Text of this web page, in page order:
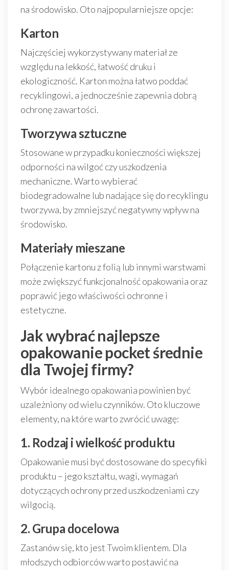
na środowisko. Oto najpopularniejsze opcje:
Karton
Najczęściej wykorzystywany materiał ze
względu na lekkość, łatwość druku i
ekologiczność. Karton można łatwo poddać
recyklingowi, a jednocześnie zapewnia dobrą
ochronę zawartości.
Tworzywa sztuczne
Stosowane w przypadku konieczności większej
odporności na wilgoć czy uszkodzenia
mechaniczne. Warto wybierać
biodegradowalne lub nadające się do recyklingu
tworzywa, by zmniejszyć negatywny wpływ na
środowisko.
Materiały mieszane
Połączenie kartonu z folią lub innymi warstwami
może zwiększyć funkcjonalność opakowania oraz
poprawić jego właściwości ochronne i
estetyczne.
Jak wybrać najlepsze
opakowanie pocket średnie
dla Twojej firmy?
Wybór idealnego opakowania powinien być
uzależniony od wielu czynników. Oto kluczowe
elementy, na które warto zwrócić uwagę:
1. Rodzaj i wielkość produktu
Opakowanie musi być dostosowane do specyfiki
produktu – jego kształtu, wagi, wymagań
dotyczących ochrony przed uszkodzeniami czy
wilgocią.
2. Grupa docelowa
Zastanów się, kto jest Twoim klientem. Dla
młodszych odbiorców warto postawić na